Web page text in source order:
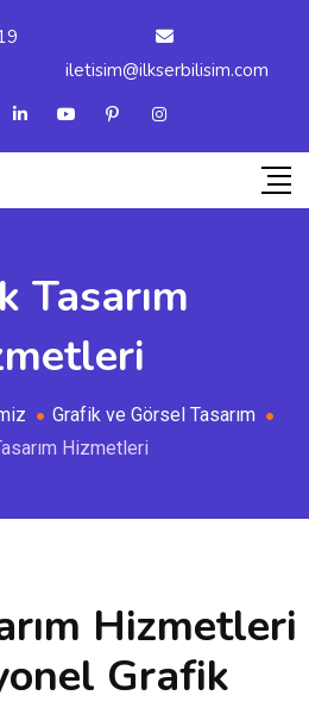
iletisim@ilkserbilisim.com
Tasarım
Grafik ve Görsel Tasarım
Hizmetleri
Hizmetleri
Grafik